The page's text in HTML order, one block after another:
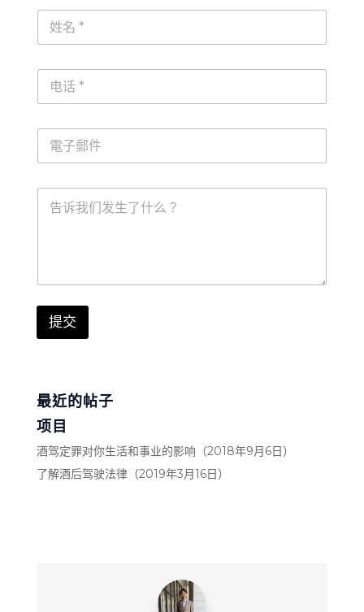
命
*
电
*
電
郵
留
提交
最近的帖子
项目
酒驾定罪对你生活和事业的影响（2018年9月6日）
了解酒后驾驶法律（2019年3月16日）